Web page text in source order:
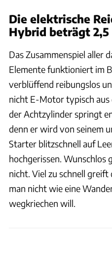
Die elektrische
Hybrid beträgt
Das Zusammenspiel aller
Elemente funktioniert im
verblüffend reibungslos
nicht E-Motor typisch aus
der Achtzylinder springt
denn er wird von seinem
Starter blitzschnell auf
hochgerissen. Wunschlos
nicht. Viel zu schnell greift
man nicht wie eine
wegkriechen will.